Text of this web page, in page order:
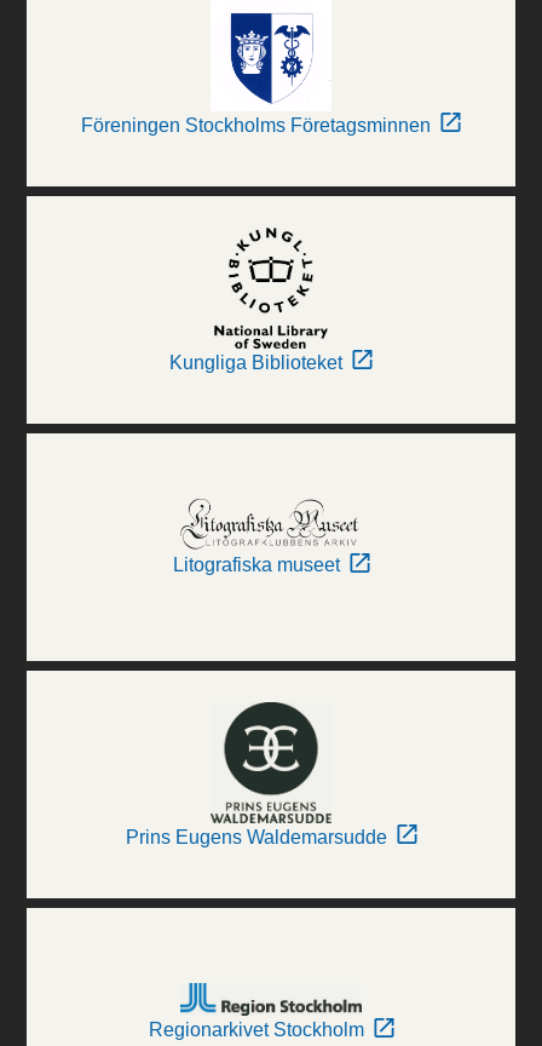
Föreningen Stockholms Företagsminnen
Kungliga Biblioteket
Litografiska museet
Prins Eugens Waldemarsudde
Regionarkivet Stockholm